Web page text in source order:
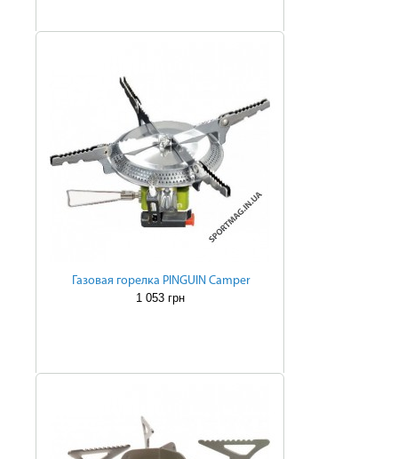
Газовая горелка PINGUIN Camper
1 053 грн